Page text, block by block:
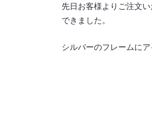
先日お客様よりご注文
できました。
シルバーのフレームに